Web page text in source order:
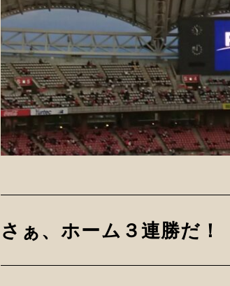
さぁ、ホーム３連勝だ！